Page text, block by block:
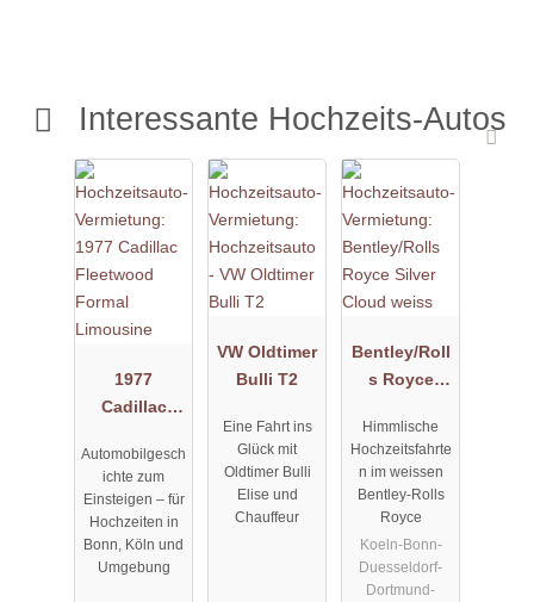
Interessante Hochzeits-Autos
1977
Cadillac
Formal
Automobilgesch
ichte zum
Einsteigen – für
Hochzeiten in
Bonn, Köln und
Umgebung
VW Oldtimer
Bulli T2
Eine Fahrt ins
Glück mit
Oldtimer Bulli
Elise und
Chauffeur
Bentley/Roll
s Royce
weiss
Himmlische
Hochzeitsfahrte
n im weissen
Bentley-Rolls
Royce
Koeln-Bonn-
Duesseldorf-
Dortmund-